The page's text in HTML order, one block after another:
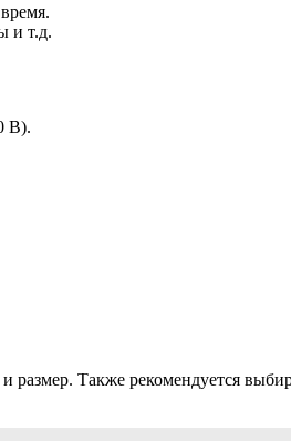
и т.д.
В).
Также рекомендуется